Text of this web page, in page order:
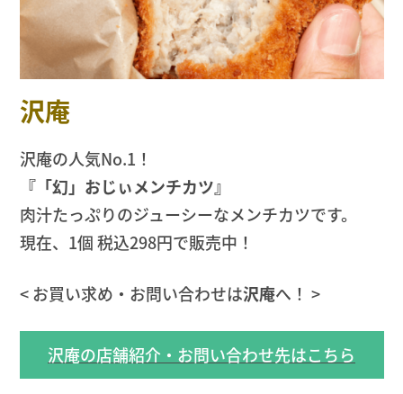
沢庵
沢庵の人気No.1！
『「幻」おじぃメンチカツ』
肉汁たっぷりのジューシーなメンチカツです。
現在、1個 税込298円で販売中！
< お買い求め・お問い合わせは沢庵へ！ >
沢庵の店舗紹介・お問い合わせ先はこちら